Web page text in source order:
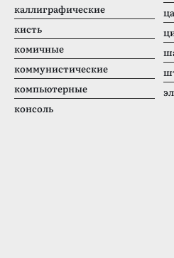
каллиграфические
кисть
комичные
коммунистические
компьютерные
консоль